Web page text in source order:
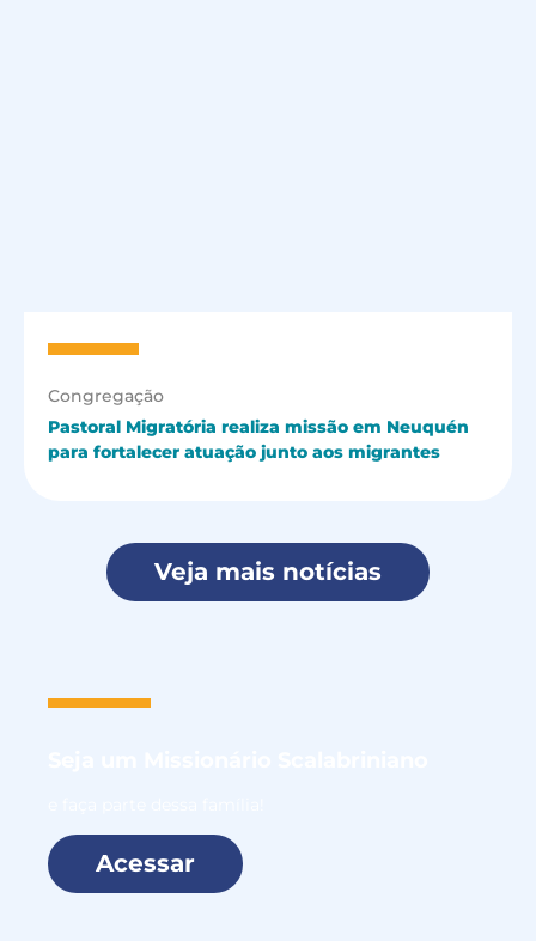
Congregação
Pastoral Migratória realiza missão em Neuquén
para fortalecer atuação junto aos migrantes
Veja mais notícias
Acessar